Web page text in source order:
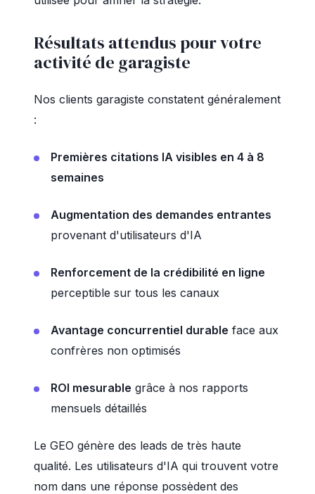
Résultats attendus pour votre
activité de garagiste
Nos clients garagiste constatent généralement
:
Premières citations IA visibles en 4 à 8
semaines
Augmentation des demandes entrantes
provenant d'utilisateurs d'IA
Renforcement de la crédibilité en ligne
perceptible sur tous les canaux
Avantage concurrentiel durable face aux
confrères non optimisés
ROI mesurable grâce à nos rapports
mensuels détaillés
Le GEO génère des leads de très haute
qualité. Les utilisateurs d'IA qui trouvent votre
nom dans une réponse possèdent des